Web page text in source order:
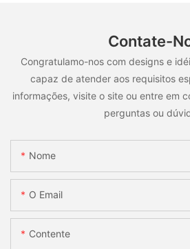
Contate-
Congratulamo-nos com designs e
capaz de atender aos requisitos
informações, visite o site ou entre em
perguntas ou
Nome
O Email
Contente